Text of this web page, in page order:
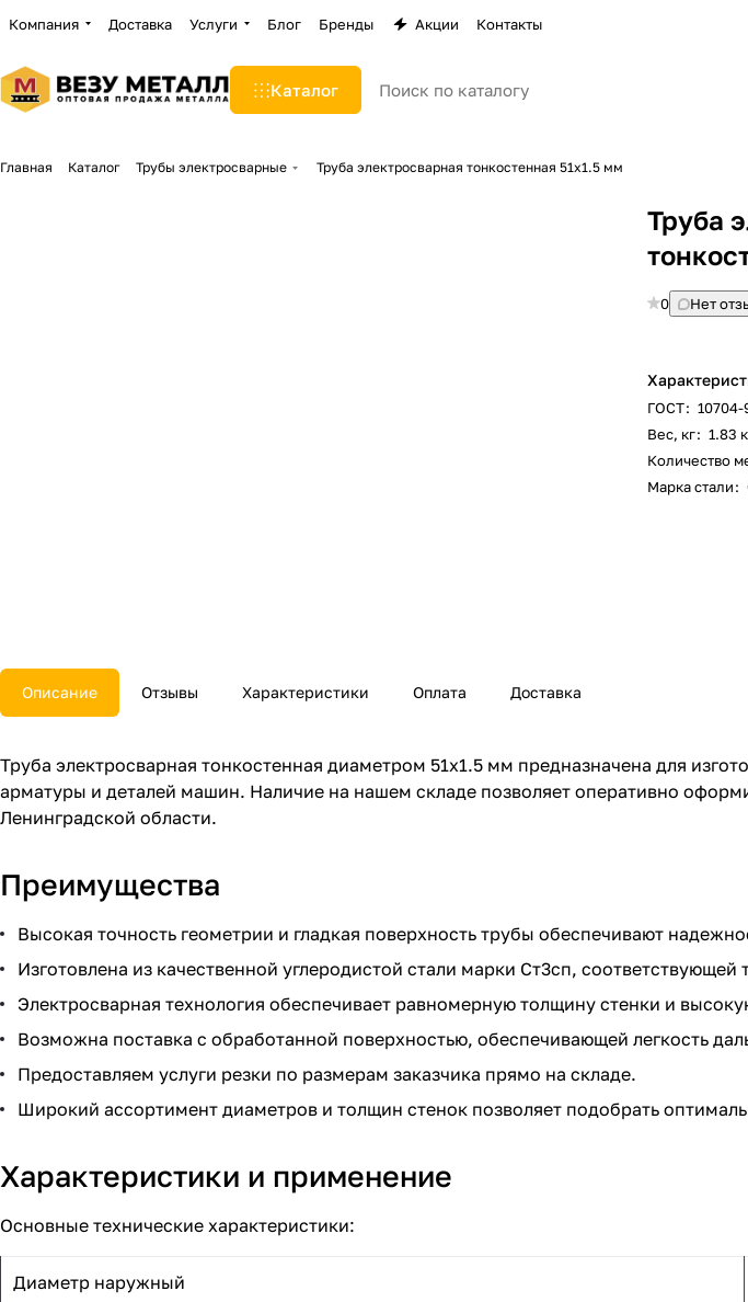
Компания Доставка Услуги Блог Бренды Акции Контакты
Каталог
Главная Каталог Трубы электросварные Труба электросварная тонкостенная 51х1.5 мм
Труба
0 Нет
ГОСТ: 10704-
Вес, кг: 1.83
Количество
Марка стали:
Описание Отзывы Характеристики Оплата Доставка
Труба электросварная тонкостенная диаметром 51x1.5 мм предназначена для
арматуры и деталей машин. Наличие на нашем складе позволяет оперативно
Ленинградской области.
Преимущества
Высокая точность геометрии и гладкая поверхность трубы обеспечивают
Изготовлена из качественной углеродистой стали марки Ст3сп,
Электросварная технология обеспечивает равномерную толщину стенки и
Возможна поставка с обработанной поверхностью, обеспечивающей легкость
Предоставляем услуги резки по размерам заказчика прямо на складе.
Широкий ассортимент диаметров и толщин стенок позволяет подобрать
Характеристики и применение
Основные технические характеристики:
Диаметр наружный